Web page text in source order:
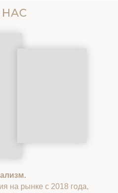
НАС
на рынке с 2018 года,